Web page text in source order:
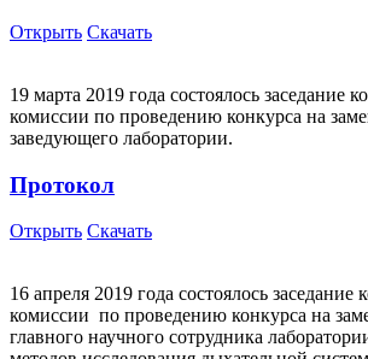
Открыть Скачать
19 марта 2019 года состоялось заседание
комиссии по проведению конкурса на
заведующего лаборатории.
Протокол
Открыть Скачать
16 апреля 2019 года состоялось заседание
комиссии по проведению конкурса на
главного научного сотрудника